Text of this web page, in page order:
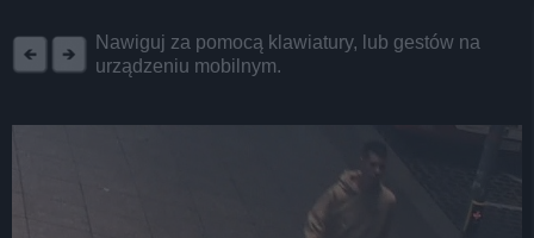
Nawiguj za pomocą klawiatury, lub gestów na
urządzeniu mobilnym.